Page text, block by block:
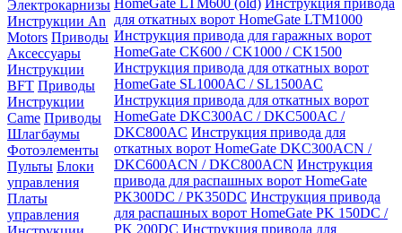
Электрокарнизы
Инструкции An
Motors Приводы
Аксессуары
Инструкции
BFT Приводы
Инструкции
Came Приводы
Шлагбаумы
Фотоэлементы
Пульты Блоки
управления
Платы
управления
HomeGate LTM600 (old) Инструкция привода
для откатных ворот HomeGate LTM1000
Инструкция привода для гаражных ворот
HomeGate CK600 / CK1000 / CK1500
Инструкция привода для откатных ворот
HomeGate SL1000AC / SL1500AC
Инструкция привода для откатных ворот
HomeGate DKC300AC / DKC500AC /
DKC800AC Инструкция привода для
откатных ворот HomeGate DKC300ACN /
DKC600ACN / DKC800ACN Инструкция
привода для распашных ворот HomeGate
PK300DC / PK350DC Инструкция привода
для распашных ворот HomeGate PK 150DC /
PK 200DC Инструкция привода для